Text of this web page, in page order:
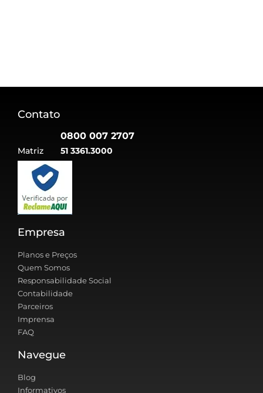
Contato
0800 007 2707
Matriz 51 3361.3000
Empresa
Planos e Preços
Quem Somos
Responsabilidade Social
Contabilidade
Parceiros
Imprensa
FAQ
Navegue
Blog
Informativos